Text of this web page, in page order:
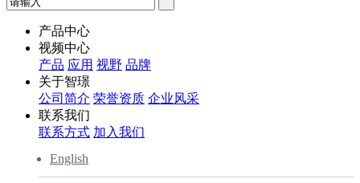
产品中心
视频中心
产品 应用 视野 品牌
关于智璟
公司简介 荣誉资质 企业风采
联系我们
联系方式 加入我们
English